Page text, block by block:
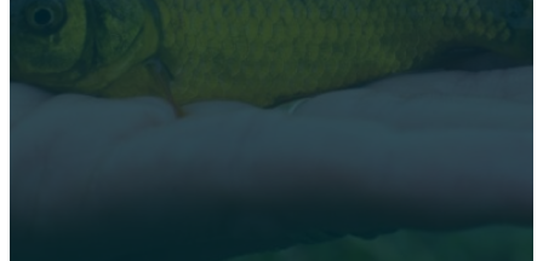
Karausche hat allerdings charakteristische Merkmale, die sie